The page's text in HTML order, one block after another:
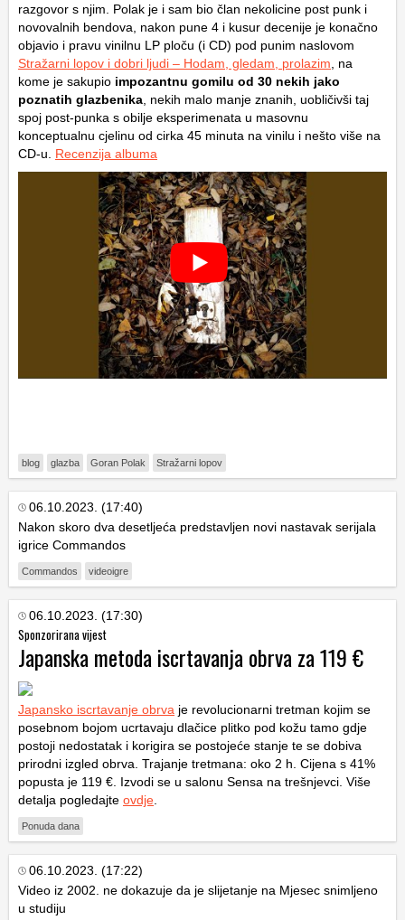
razgovor s njim. Polak je i sam bio član nekolicine post punk i
novovalnih bendova, nakon pune 4 i kusur decenije je konačno
objavio i pravu vinilnu LP ploču (i CD) pod punim naslovom
Stražarni lopov i dobri ljudi – Hodam, gledam, prolazim , na
kome je sakupio impozantnu gomilu od 30 nekih jako
poznatih glazbenika , nekih malo manje znanih, uobličivši taj
spoj post-punka s obilje eksperimenata u masovnu
konceptualnu cjelinu od cirka 45 minuta na vinilu i nešto više na
CD-u. Recenzija albuma
blog glazba Goran Polak Stražarni lopov
06.10.2023. (17:40)
Nakon skoro dva desetljeća predstavljen novi nastavak serijala
igrice Commandos
Commandos videoigre
06.10.2023. (17:30)
Sponzorirana vijest
Japanska metoda iscrtavanja obrva za 119 €
Japansko iscrtavanje obrva je revolucionarni tretman kojim se
posebnom bojom ucrtavaju dlačice plitko pod kožu tamo gdje
postoji nedostatak i korigira se postojeće stanje te se dobiva
prirodni izgled obrva. Trajanje tretmana: oko 2 h. Cijena s 41%
popusta je 119 €. Izvodi se u salonu Sensa na trešnjevci. Više
detalja pogledajte ovdje
Ponuda dana
06.10.2023. (17:22)
Video iz 2002. ne dokazuje da je slijetanje na Mjesec snimljeno
u studiju